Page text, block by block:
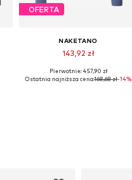
OFERTA
NAKETANO
143,92 zł
Pierwotnie: 457,90 zł
Ostatnia najniższa cena:168,68 zł-14%